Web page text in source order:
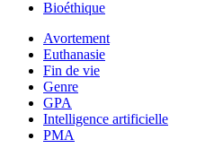
Bioéthique
Avortement
Euthanasie
Fin de vie
Genre
GPA
Intelligence artificielle
PMA